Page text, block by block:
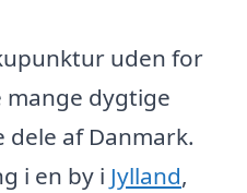
uden for
dygtige
af Danmark.
i en by i Jylland,